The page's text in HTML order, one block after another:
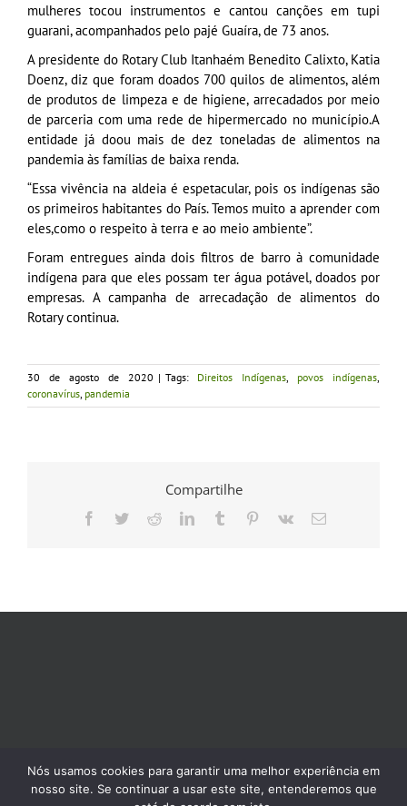
mulheres tocou instrumentos e cantou canções em tupi
guarani, acompanhados pelo pajé Guaíra, de 73 anos.
A presidente do Rotary Club Itanhaém Benedito Calixto, Katia
Doenz, diz que foram doados 700 quilos de alimentos, além
de produtos de limpeza e de higiene, arrecadados por meio
de parceria com uma rede de hipermercado no município.A
entidade já doou mais de dez toneladas de alimentos na
pandemia às famílias de baixa renda.
“Essa vivência na aldeia é espetacular, pois os indígenas são
os primeiros habitantes do País. Temos muito a aprender com
eles,como o respeito à terra e ao meio ambiente”.
Foram entregues ainda dois filtros de barro à comunidade
indígena para que eles possam ter água potável, doados por
empresas. A campanha de arrecadação de alimentos do
Rotary continua.
30 de agosto de 2020 | Tags: Direitos Indígenas povos indígenas
coronavírus pandemia
Compartilhe
Facebook
TwitterRedditLinkedInTumblr Pinterest
Vk
E-
Nós usamos cookies para garantir uma melhor experiência em
nosso site. Se continuar a usar este site, entenderemos que